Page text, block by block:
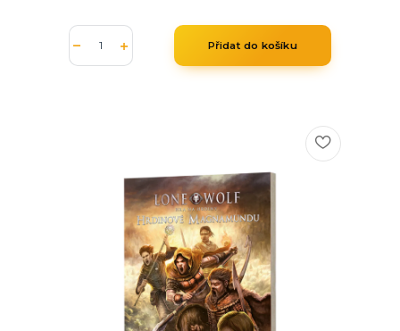
Přidat do košíku